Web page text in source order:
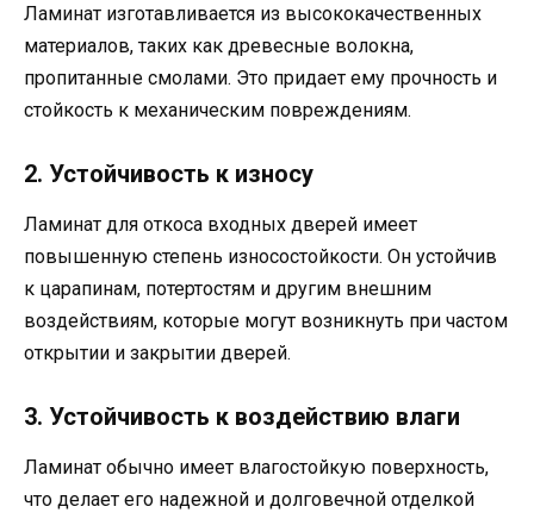
Ламинат изготавливается из высококачественных
материалов, таких как древесные волокна,
пропитанные смолами. Это придает ему прочность и
стойкость к механическим повреждениям.
2. Устойчивость к износу
Ламинат для откоса входных дверей имеет
повышенную степень износостойкости. Он устойчив
к царапинам, потертостям и другим внешним
воздействиям, которые могут возникнуть при частом
открытии и закрытии дверей.
3. Устойчивость к воздействию влаги
Ламинат обычно имеет влагостойкую поверхность,
что делает его надежной и долговечной отделкой